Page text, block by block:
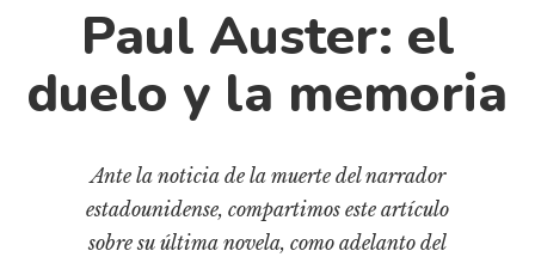
Diccionario portátil de la literatura chilena
Fragmentos
Gran reserva
Paul Auster: el
duelo y la memoria
Ante la noticia de la muerte del narrador
estadounidense, compartimos este artículo
sobre su última novela, como adelanto del